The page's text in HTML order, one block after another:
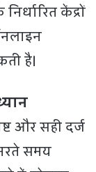
केंद्रों
है।
और सही दर्ज
समय